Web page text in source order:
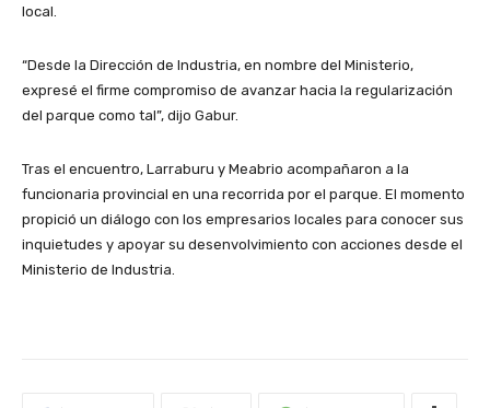
local.
“Desde la Dirección de Industria, en nombre del Ministerio,
expresé el firme compromiso de avanzar hacia la regularización
del parque como tal”, dijo Gabur.
Tras el encuentro, Larraburu y Meabrio acompañaron a la
funcionaria provincial en una recorrida por el parque. El momento
propició un diálogo con los empresarios locales para conocer sus
inquietudes y apoyar su desenvolvimiento con acciones desde el
Ministerio de Industria.